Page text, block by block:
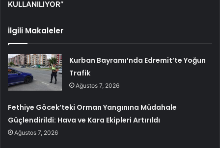
KULLANILIYOR”
İlgili Makaleler
Kurban Bayramı’nda Edremit’te Yoğun
Trafik
Ağustos 7, 2026
Fethiye Göcek’teki Orman Yangınına Müdahale
Güçlendirildi: Hava ve Kara Ekipleri Artırıldı
Ağustos 7, 2026